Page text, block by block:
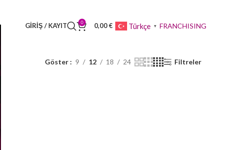
GIRIŞ / KAYIT 0 0,00€ Türkçe ▼ FRANCHISING
Göster 9 12 18 24 Filtreler